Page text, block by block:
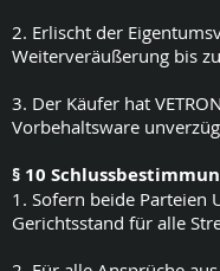
2. Erlischt der
Weiterveräußerung bis
3. Der Käufer hat
Vorbehaltsware
§ 10
1. Sofern beide Parteien
Gerichtsstand für alle